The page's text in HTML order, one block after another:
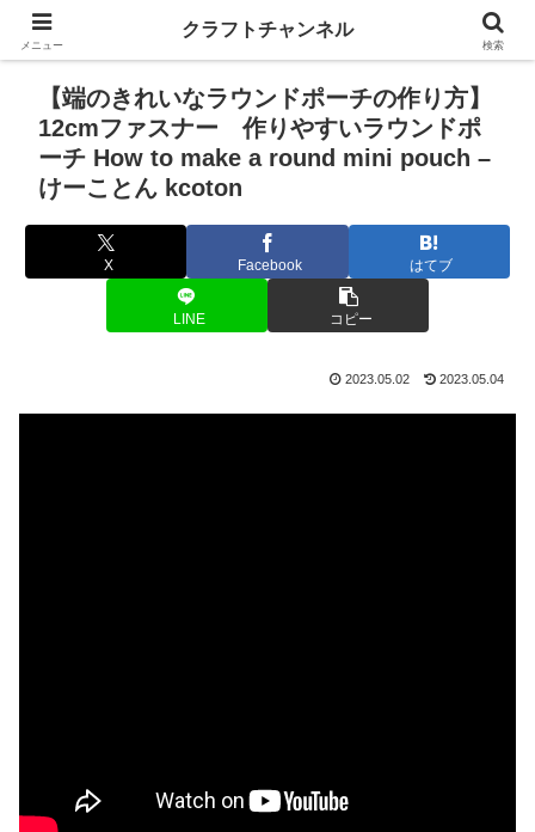
【端のきれいなラウンドポーチの作り方】
12cmファスナー 作りやすいラウンドポ
ーチ How to make a round mini pouch –
けーことん kcoton
X Facebook はてブ
LINE コピー
2023.05.02 2023.05.04
メニュー
クラフトチャンネル
検索